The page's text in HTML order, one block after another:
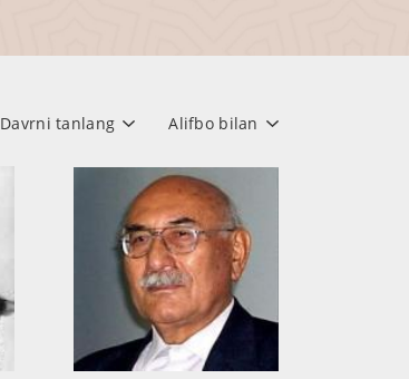
Alifbo bilan
Davrni tanlang